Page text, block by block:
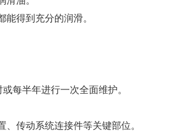
得到充分的润滑。
每半年进行一次全面维护。
传动系统连接件等关键部位。